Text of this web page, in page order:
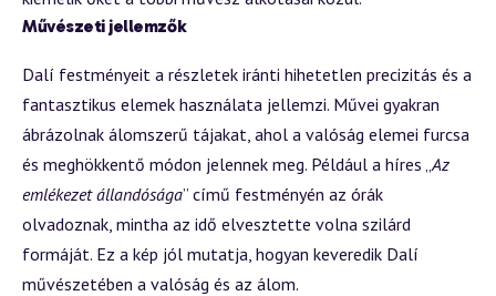
Művészeti jellemzők
Dalí festményeit a részletek iránti hihetetlen precizitás és a
fantasztikus elemek használata jellemzi. Művei gyakran
ábrázolnak álomszerű tájakat, ahol a valóság elemei furcsa
és meghökkentő módon jelennek meg. Például a híres „ Az
emlékezet állandósága” című festményén az órák
olvadoznak, mintha az idő elvesztette volna szilárd
formáját. Ez a kép jól mutatja, hogyan keveredik Dalí
művészetében a valóság és az álom.